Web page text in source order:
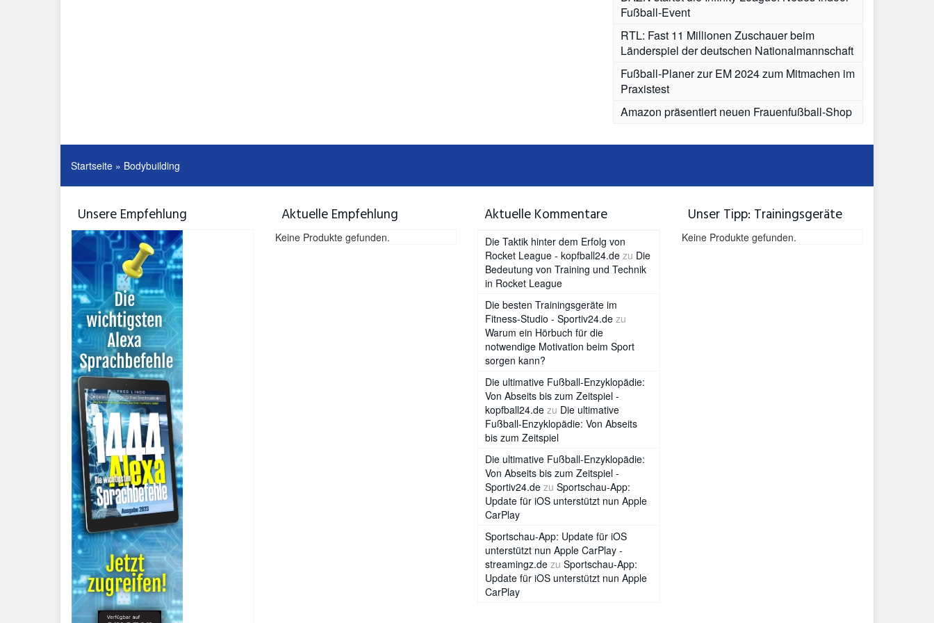
Fußball-Event
RTL: Fast 11 Millionen Zuschauer beim
Länderspiel der deutschen Nationalmannschaft
Fußball-Planer zur EM 2024 zum Mitmachen im
Praxistest
Amazon präsentiert neuen Frauenfußball-Shop
Startseite » Bodybuilding
Unsere Empfehlung Aktuelle Empfehlung
Keine Produkte gefunden.
Aktuelle Kommentare
Die Taktik hinter dem Erfolg von
Rocket League - kopfball24.de zu Die
Bedeutung von Training und Technik
in Rocket League
Die besten Trainingsgeräte im
Fitness-Studio - Sportiv24.de zu
Warum ein Hörbuch für die
notwendige Motivation beim Sport
sorgen kann?
Die ultimative Fußball-Enzyklopädie:
Von Abseits bis zum Zeitspiel -
kopfball24.de zu Die ultimative
Fußball-Enzyklopädie: Von Abseits
bis zum Zeitspiel
Die ultimative Fußball-Enzyklopädie:
Von Abseits bis zum Zeitspiel -
Sportiv24.de zu Sportschau-App:
Update für iOS unterstützt nun Apple
CarPlay
Sportschau-App: Update für iOS
unterstützt nun Apple CarPlay -
streamingz.de zu Sportschau-App:
Update für iOS unterstützt nun Apple
CarPlay
Unser Tipp: Trainingsgeräte
Keine Produkte gefunden.